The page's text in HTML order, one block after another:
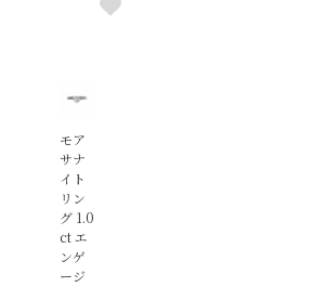
モア
サナ
イト
リン
グ 1.0
ct エ
ンゲ
ージ